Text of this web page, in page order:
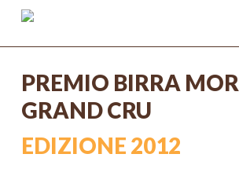
Skip
PREMIO BIRRA
GRAND CRU
EDIZIONE 2012